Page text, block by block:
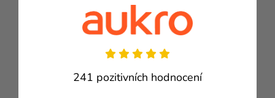
241 pozitivních hodnocení